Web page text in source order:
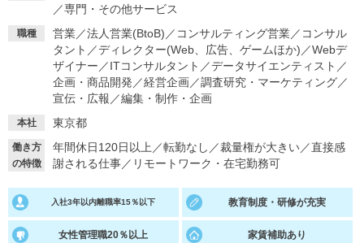
イベントを探す スカウト お知らせ
就活ノウハウ・サポート
就活支援
就活ノウハウが満載！
就活コラム
お役立ち記事・相談室など
適職診断 就活チャンネル
／専門・その他サービス
職種 営業／法人営業(BtoB) ／ コンサルティング営業／ コンサル
タント ／ディレクター(Web、広告、ゲームほか) ／Webデ
ザイナー ／ITコンサルタント ／データサイエンティスト ／
企画・商品開発 ／経営企画／調査研究・マーケティング／
宣伝・広報 ／編集・制作・企画
本社 東京都
働き方
の特徴
年間休日120日以上 ／転勤なし ／裁量権が大きい／直接感
謝される仕事／ リモートワーク・在宅勤務可
入社3年以内離職率15％以下 教育制度・研修が充実
女性管理職20％以上 家賃補助あり